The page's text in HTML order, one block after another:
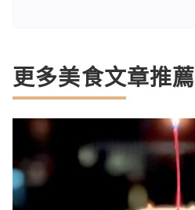
更多美食文章推薦